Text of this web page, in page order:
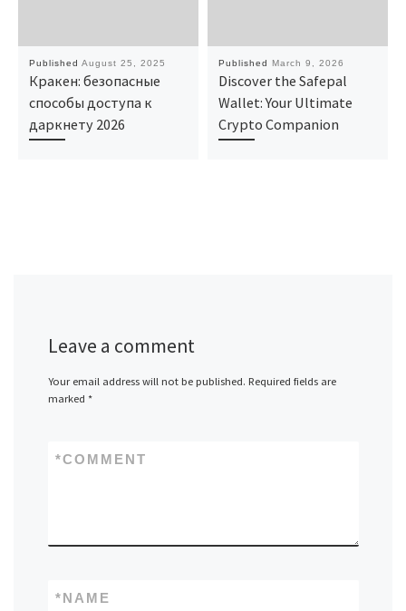
Published August 25, 2025
Кракен: безопасные
способы доступа к
даркнету 2026
Published March 9, 2026
Discover the Safepal
Wallet: Your Ultimate
Crypto Companion
Leave a comment
Your email address will not be published. Required fields are
marked *
COMMENT
*
NAME
*